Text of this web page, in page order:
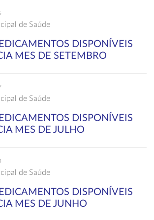
de Saúde
DISPONÍVEIS
MES DE SETEMBRO
de Saúde
DISPONÍVEIS
MES DE JULHO
de Saúde
DISPONÍVEIS
MES DE JUNHO